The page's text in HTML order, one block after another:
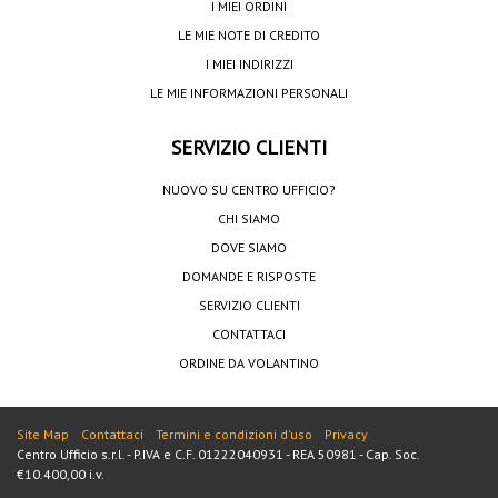
I MIEI ORDINI
LE MIE NOTE DI CREDITO
I MIEI INDIRIZZI
LE MIE INFORMAZIONI PERSONALI
SERVIZIO CLIENTI
NUOVO SU CENTRO UFFICIO?
CHI SIAMO
DOVE SIAMO
DOMANDE E RISPOSTE
SERVIZIO CLIENTI
CONTATTACI
ORDINE DA VOLANTINO
Site Map Contattaci Termini e condizioni d'uso
Privacy
Centro Ufficio s.r.l. - P.IVA e C.F. 01222040931 - REA 50981 - Cap. Soc.
€10.400,00 i.v.